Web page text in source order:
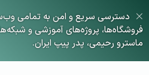
دسترسی سریع و امن به تمامی
فروشگاه‌ها، پروژه‌های آموزشی و
ماسترو رحیمی، پدر پیپ ایران.